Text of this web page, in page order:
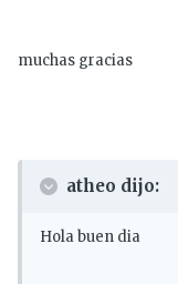
muchas gracias
atheo dijo:
Hola buen dia